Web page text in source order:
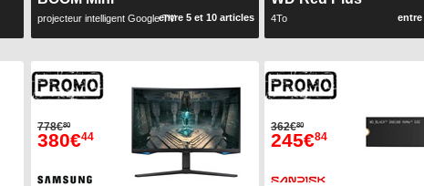
projecteur intelligent Google TVentre 5 et 10 articles 4To entre
778€80
380€44
362€80
245€84